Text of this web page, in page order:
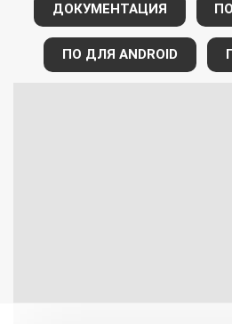
ДОКУМЕНТАЦИЯ
ПО ДЛЯ ANDROID